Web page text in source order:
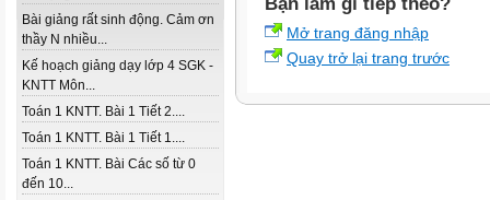
Bài giảng rất sinh động. Cảm ơn
thầy N nhiều...
Kế hoạch giảng dạy lớp 4 SGK -
KNTT Môn...
Toán 1 KNTT. Bài 1 Tiết 2....
Toán 1 KNTT. Bài 1 Tiết 1....
Toán 1 KNTT. Bài Các số từ 0
đến 10...
Mở trang đăng nhập
Quay trở lại trang trước